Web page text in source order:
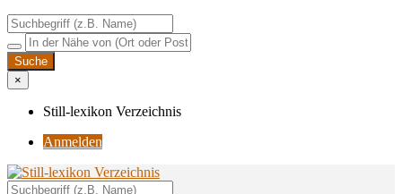
×
Still-lexikon Verzeichnis
Anmelden